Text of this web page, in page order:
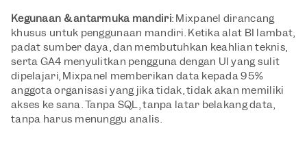
Kegunaan & antarmuka mandiri: Mixpanel dirancang
khusus untuk penggunaan mandiri. Ketika alat BI lambat,
padat sumber daya, dan membutuhkan keahlian teknis,
serta GA4 menyulitkan pengguna dengan UI yang sulit
dipelajari, Mixpanel memberikan data kepada 95%
anggota organisasi yang jika tidak, tidak akan memiliki
akses ke sana. Tanpa SQL, tanpa latar belakang data,
tanpa harus menunggu analis.